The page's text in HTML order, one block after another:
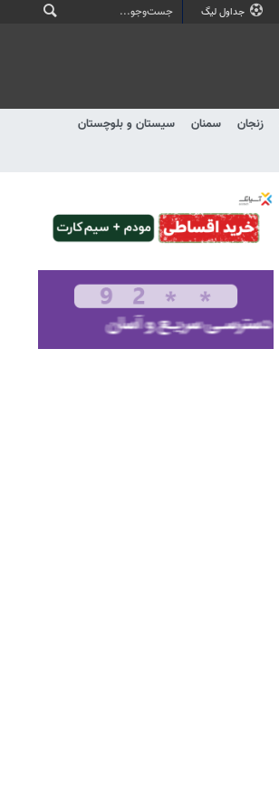
جداول لیگ
زنجان سمنان
سیستان و بلوچستان